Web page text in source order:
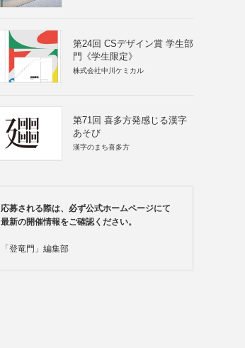
第24回 CSデザイン賞 学生部
門《学生限定》
株式会社中川ケミカル
第71回 喜多方発感じる漢字
あそび
漢字のまち喜多方
応募される際は、必ず公式ホームページにて
最新の開催情報をご確認ください。
「登竜門」編集部